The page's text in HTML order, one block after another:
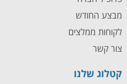
מבצע החודש
לקוחות ממלצים
צור קשר
קטלוג שלנו